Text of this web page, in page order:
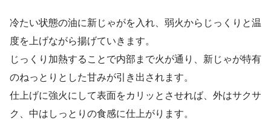
冷たい状態の油に新じゃがを入れ、弱火からじっくりと温
度を上げながら揚げていきます。
じっくり加熱することで内部まで火が通り、新じゃが特有
のねっとりとした甘みが引き出されます。
仕上げに強火にして表面をカリッとさせれば、外はサクサ
ク、中はしっとりの食感に仕上がります。